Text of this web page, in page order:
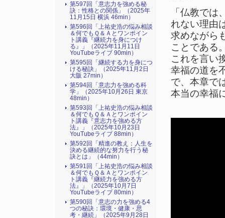
「仏教で
れない理由
求めながら
ことである
これを言い
幸福の道を
で、本章で
本当の幸福
第597回「意志力を強める秘
訣：性格との関係」（2025年
11月15日 横浜 46min）
第596回「上祐史浩の悩み相談
＆何でもＱ＆Ａとワンポイン
ト講義『継続力を身につけ
る』​」（2025年11月11日
YouTubeライブ 90min）
第595回「継続する力を身につ
ける秘訣」（2025年11月2日
大阪 27min）
第594回「意志力を強める科
学」（2025年10月26日 東京
48min）
第593回「上祐史浩の悩み相談
＆何でもＱ＆Ａとワンポイン
ト講義『意志力を強める方
法』​」（2025年10月23日
YouTubeライブ 88min）
第592回「精進の教え：人生を
決める継続的な努力を行う秘
訣とは」（44min）
第591回「上祐史浩の悩み相談
＆何でもＱ＆Ａとワンポイン
ト講義『継続力を強める方
法』​」（2025年10月7日
YouTubeライブ 80min）
第590回「意志の力を強める4
つの秘訣：環境・健康・思
考・継続」（2025年9月28日